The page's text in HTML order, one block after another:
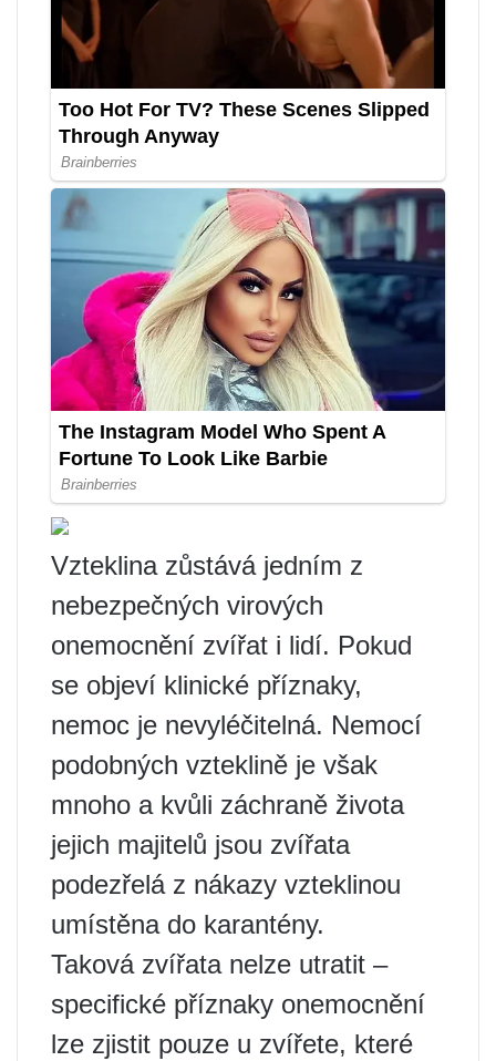
Vzteklina zůstává jedním z
nebezpečných virových
onemocnění zvířat i lidí. Pokud
se objeví klinické příznaky,
nemoc je nevyléčitelná. Nemocí
podobných vzteklině je však
mnoho a kvůli záchraně života
jejich majitelů jsou zvířata
podezřelá z nákazy vzteklinou
umístěna do karantény.
Taková zvířata nelze utratit –
specifické příznaky onemocnění
lze zjistit pouze u zvířete, které